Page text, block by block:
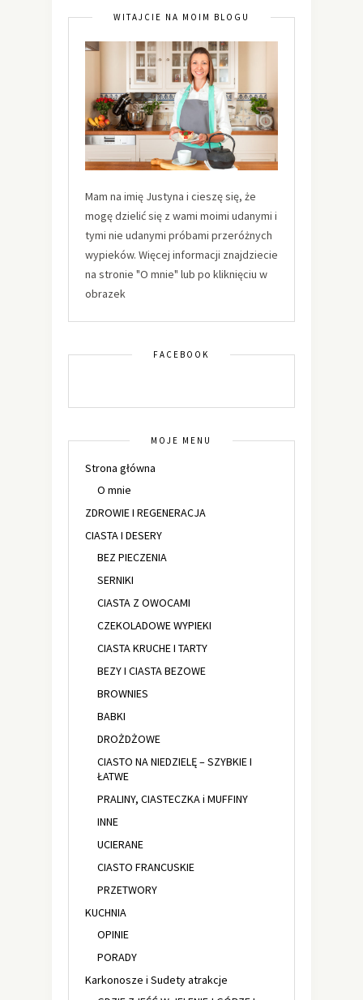
WITAJCIE NA MOIM BLOGU
Mam na imię Justyna i cieszę się, że
mogę dzielić się z wami moimi udanymi i
tymi nie udanymi próbami przeróżnych
wypieków. Więcej informacji znajdziecie
na stronie "O mnie" lub po kliknięciu w
obrazek
FACEBOOK
MOJE MENU
Strona główna
O mnie
ZDROWIE I REGENERACJA
CIASTA I DESERY
BEZ PIECZENIA
SERNIKI
CIASTA Z OWOCAMI
CZEKOLADOWE WYPIEKI
CIASTA KRUCHE I TARTY
BEZY I CIASTA BEZOWE
BROWNIES
BABKI
DROŻDŻOWE
CIASTO NA NIEDZIELĘ – SZYBKIE I
ŁATWE
PRALINY, CIASTECZKA i MUFFINY
INNE
UCIERANE
CIASTO FRANCUSKIE
PRZETWORY
KUCHNIA
OPINIE
PORADY
Karkonosze i Sudety atrakcje